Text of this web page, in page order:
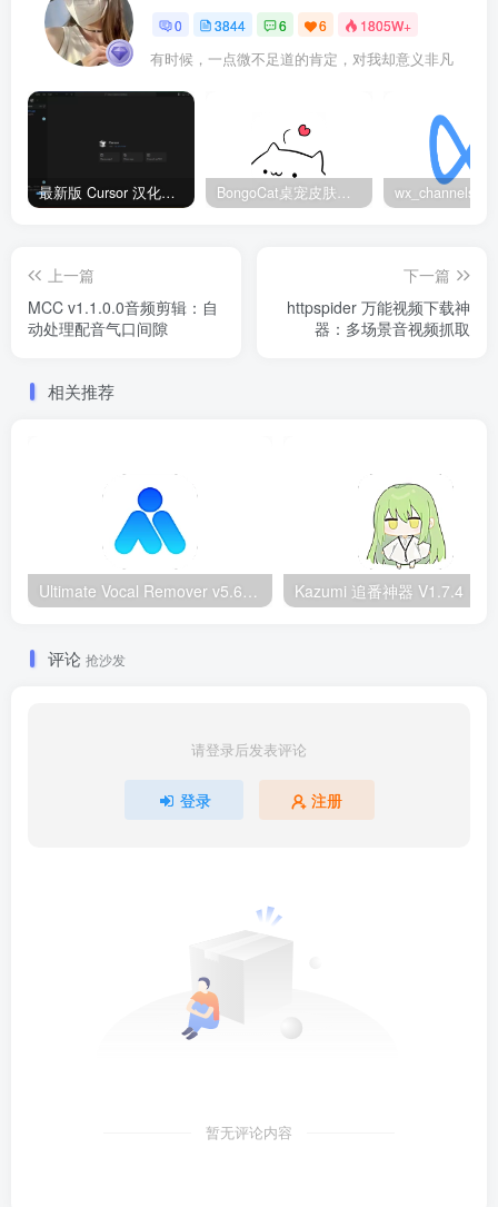
0 3844 6 6 1805W+
有时候，一点微不足道的肯定，对我却意义非凡
最新版 Cursor 汉化设置中文教程（两种简单方法，附中文语言包下载） BongoCat桌宠皮肤包大全：20款主题皮肤免费下载
上一篇
MCC v1.1.0.0音频剪辑：自
动处理配音气口间隙
下一篇
httpspider 万能视频下载神
器：多场景音视频抓取
相关推荐
Ultimate Vocal Remover v5.6.0汉化版：一键人声分离工具
评论 抢沙发
请登录后发表评论
登录 注册
暂无评论内容